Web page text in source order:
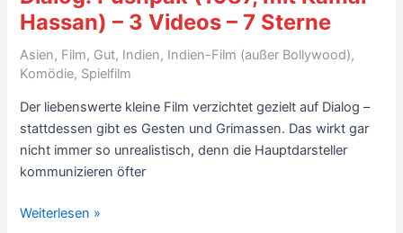
–
5
Hassan) – 3 Videos – 7 Sterne
Asien, Film, Gut, Indien, Indien-Film (außer Bollywood),
Komödie, Spielfilm
Der liebenswerte kleine Film verzichtet gezielt auf Dialog –
stattdessen gibt es Gesten und Grimassen. Das wirkt gar
nicht immer so unrealistisch, denn die Hauptdarsteller
kommunizieren öfter
Rezension
Weiterlesen »